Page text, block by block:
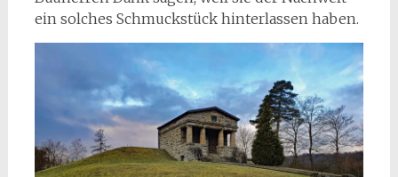
ein solches Schmuckstück hinterlassen haben.